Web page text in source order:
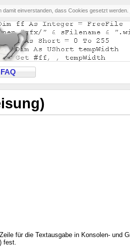
einverstanden, dass Cookies gesetzt werden.
FAQ
für die Textausgabe in Konsolen- und
fest.